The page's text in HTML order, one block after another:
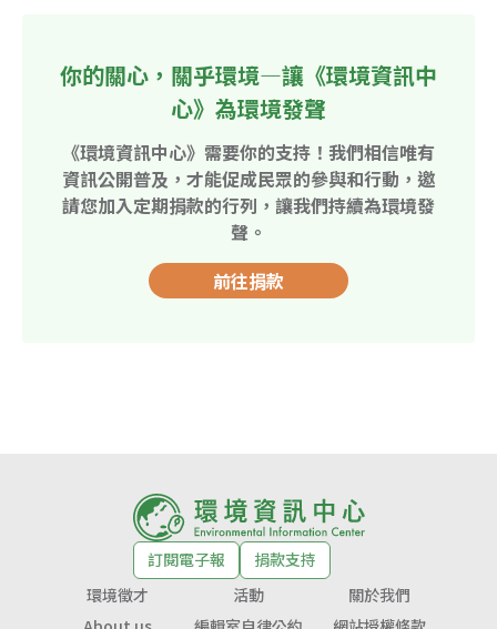
你的關心，關乎環境—讓《環境資訊中
心》為環境發聲
《環境資訊中心》需要你的支持！我們相信唯有
資訊公開普及，才能促成民眾的參與和行動，邀
請您加入定期捐款的行列，讓我們持續為環境發
聲。
前往捐款
訂閱電子報
捐款支持
環境徵才
活動
關於我們